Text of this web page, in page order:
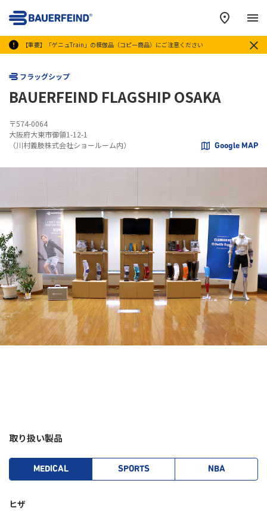
【重要】「ゲニュTrain」の模倣品（コピー商品）にご注意ください
メ
フラッグシップ
B​AUERFEIND FLAGSHIP OSAKA
〒574-0064
大阪府大東市御領1-12-1
（川村義肢株式会社ショールーム内）
Google MAP
取り扱い製品
MEDICAL SPORTS NBA
ヒザ